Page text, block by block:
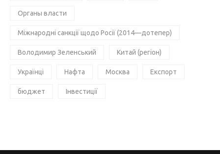
Органы власти
Міжнародні санкції щодо Росії (2014—дотепер)
Володимир Зеленський Китай (регіон)
Українці Нафта Москва Експорт
бюджет Інвестиції